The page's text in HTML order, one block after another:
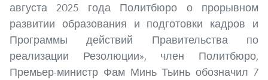
августа 2025 года Политбюро о прорывном
развитии образования и подготовки кадров и
Программы действий Правительства по
реализации Резолюции», член Политбюро,
Премьер-министр Фам Минь Тьинь обозначил 7